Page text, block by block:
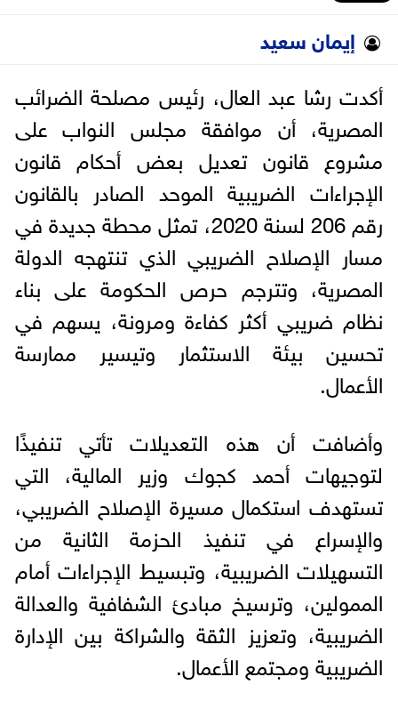
إيمان سعيد
أكدت رشا عبد العال، رئيس مصلحة الضرائب
المصرية، أن موافقة مجلس النواب على
مشروع قانون تعديل بعض أحكام قانون
الإجراءات الضريبية الموحد الصادر بالقانون
رقم 206 لسنة 2020، تمثل محطة جديدة في
مسار الإصلاح الضريبي الذي تنتهجه الدولة
المصرية، وتترجم حرص الحكومة على بناء
نظام ضريبي أكثر كفاءة ومرونة، يسهم في
تحسين بيئة الاستثمار وتيسير ممارسة
الأعمال.
وأضافت أن هذه التعديلات تأتي تنفيذًا
لتوجيهات أحمد كجوك وزير المالية، التي
تستهدف استكمال مسيرة الإصلاح الضريبي،
والإسراع في تنفيذ الحزمة الثانية من
التسهيلات الضريبية، وتبسيط الإجراءات أمام
الممولين، وترسيخ مبادئ الشفافية والعدالة
الضريبية، وتعزيز الثقة والشراكة بين الإدارة
الضريبية ومجتمع الأعمال.